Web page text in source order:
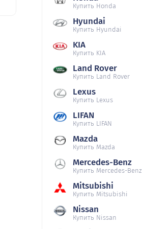
Купить Honda
Hyundai
Купить Hyundai
KIA
Купить KIA
Land Rover
Купить Land Rover
Lexus
Купить Lexus
LIFAN
Купить LIFAN
Mazda
Купить Mazda
Mercedes-Benz
Купить Mercedes-Benz
Mitsubishi
Купить Mitsubishi
Nissan
Купить Nissan